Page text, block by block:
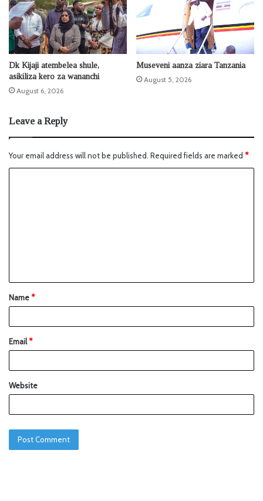
Dk Kijaji atembelea shule,
asikiliza kero za wananchi
August 6, 2026
Museveni aanza ziara Tanzania
August 5, 2026
Leave a Reply
Your email address will not be published. Required fields are marked *
Name*
Email*
Website